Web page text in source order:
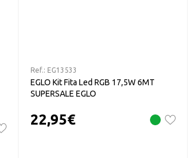
Ref.: EG13533
EGLO Kit Fita Led RGB 17,5W 6MT
SUPERSALE EGLO
22,95€